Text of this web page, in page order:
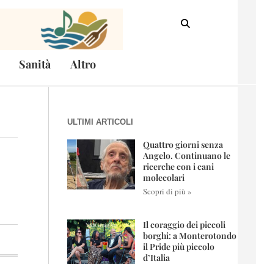
Sanità Altro
ULTIMI ARTICOLI
Quattro giorni senza
Angelo. Continuano le
ricerche con i cani
molecolari
Scopri di più »
Il coraggio dei piccoli
borghi: a Monterotondo
il Pride più piccolo
d’Italia